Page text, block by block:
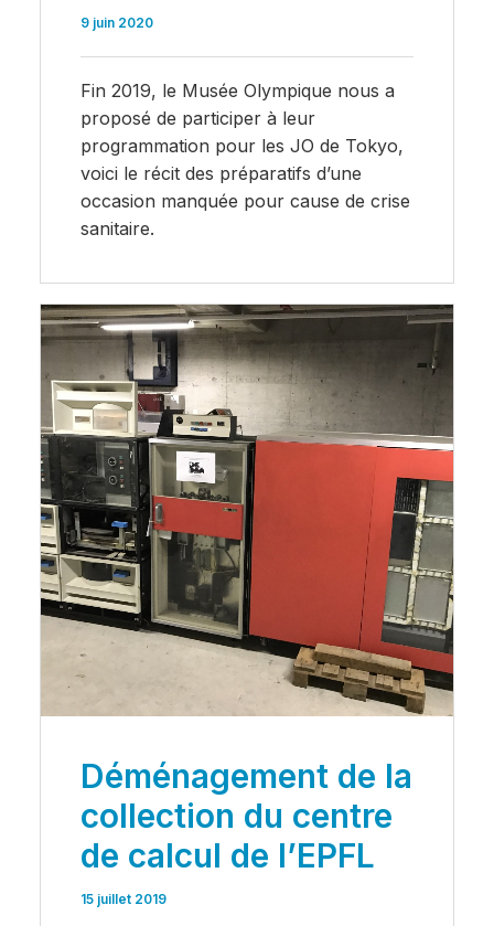
9 juin 2020
Fin 2019, le Musée Olympique nous a
proposé de participer à leur
programmation pour les JO de Tokyo,
voici le récit des préparatifs d’une
occasion manquée pour cause de crise
sanitaire.
Déménagement de la
collection du centre
de calcul de l’EPFL
15 juillet 2019